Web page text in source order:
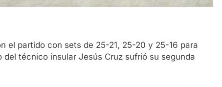
el partido con sets de 25-21, 25-20 y 25-16 para
técnico insular Jesús Cruz sufrió su segunda